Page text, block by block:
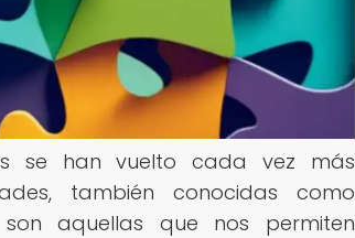
se han vuelto cada vez más
también conocidas como
son aquellas que nos permiten